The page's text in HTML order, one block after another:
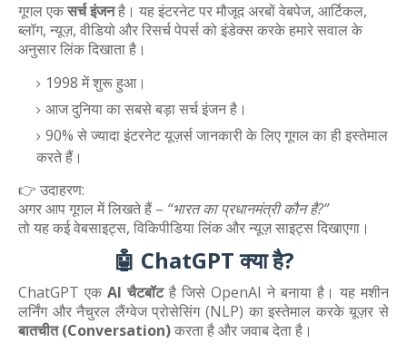
गूगल एकसर्च इंजनहै। यह इंटरनेट पर मौजूद अरबों वेबपेज, आर्टिकल,
ब्लॉग, न्यूज़, वीडियो और रिसर्च पेपर्स को इंडेक्स करके हमारे सवाल के
अनुसार लिंक दिखाता है।
1998 में शुरू हुआ।
आज दुनिया का सबसे बड़ा सर्च इंजन है।
90% से ज्यादा इंटरनेट यूज़र्स जानकारी के लिए गूगल का ही इस्तेमाल
करते हैं।
👉 उदाहरण:
अगर आप गूगल में लिखते हैं – “भारत का प्रधानमंत्री कौन है?”
तो यह कई वेबसाइट्स, विकिपीडिया लिंक और न्यूज़ साइट्स दिखाएगा।
🤖 ChatGPT क्या है?
ChatGPT एक AI चैटबॉटहै जिसे OpenAI ने बनाया है। यह मशीन
लर्निंग और नैचुरल लैंग्वेज प्रोसेसिंग (NLP) का इस्तेमाल करके यूज़र से
बातचीत (Conversation)करता है और जवाब देता है।